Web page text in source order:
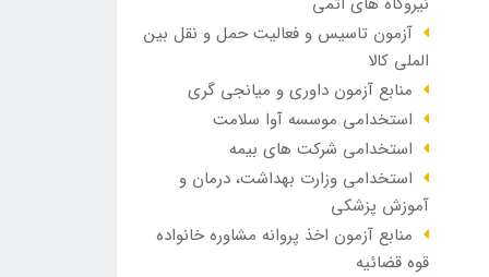
آزمون تاسیس و فعالیت حمل و نقل بین
الملی کالا
منابع آزمون داوری و میانجی گری
استخدامی موسسه آوا سلامت
استخدامی شرکت های بیمه
استخدامی وزارت بهداشت، درمان و
آموزش پزشکی
منابع آزمون اخذ پروانه مشاوره خانواده
قوه قضائیه